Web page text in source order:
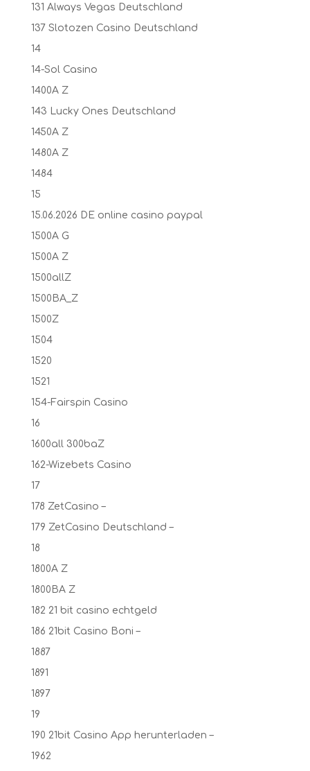
131 Always Vegas Deutschland
137 Slotozen Casino Deutschland
14
14-Sol Casino
1400A Z
143 Lucky Ones Deutschland
1450A Z
1480A Z
1484
15
15.06.2026 DE online casino paypal
1500A G
1500A Z
1500allZ
1500BA_Z
1500Z
1504
1520
1521
154-Fairspin Casino
16
1600all 300baZ
162-Wizebets Casino
17
178 ZetCasino –
179 ZetCasino Deutschland –
18
1800A Z
1800BA Z
182 21 bit casino echtgeld
186 21bit Casino Boni –
1887
1891
1897
19
190 21bit Casino App herunterladen –
1962